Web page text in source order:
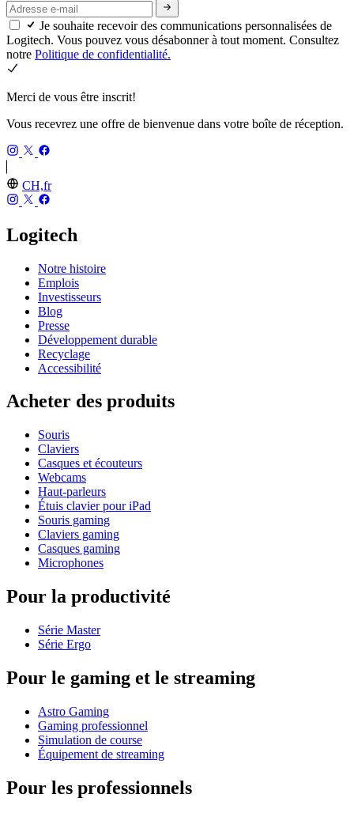
Je souhaite recevoir des communications personnalisées de
Logitech. Vous pouvez vous désabonner à tout moment. Consultez
notre Politique de confidentialité.
Merci de vous être inscrit!
Vous recevrez une offre de bienvenue dans votre boîte de réception.
CH,fr
Logitech
Notre histoire
Emplois
Investisseurs
Blog
Presse
Développement durable
Recyclage
Accessibilité
Acheter des produits
Souris
Claviers
Casques et écouteurs
Webcams
Haut-parleurs
Étuis clavier pour iPad
Souris gaming
Claviers gaming
Casques gaming
Microphones
Pour la productivité
Série Master
Série Ergo
Pour le gaming et le streaming
Astro Gaming
Gaming professionnel
Simulation de course
Équipement de streaming
Pour les professionnels